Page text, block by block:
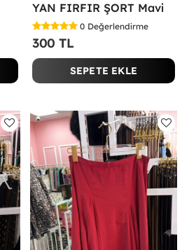
YAN FIRFIR ŞORT Mavi
0 Değerlendirme
300 TL
SEPETE EKLE